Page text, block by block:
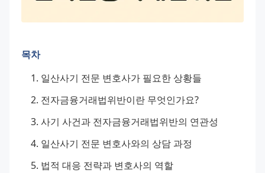
목차
일산사기 전문 변호사가 필요한 상황들
전자금융거래법위반이란 무엇인가요?
사기 사건과 전자금융거래법위반의 연관성
일산사기 전문 변호사와의 상담 과정
법적 대응 전략과 변호사의 역할